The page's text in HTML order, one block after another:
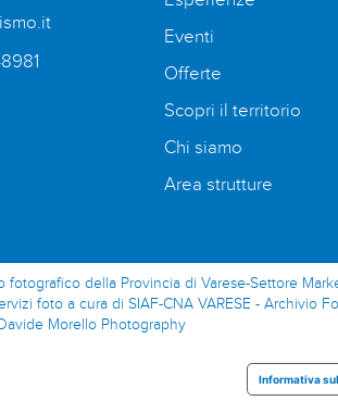
Eventi
Offerte
Scopri il territorio
Chi siamo
Area strutture
fotografico della Provincia di Varese-Settore
foto a cura di SIAF-CNA VARESE - Archivio
Morello Photography
Informativa